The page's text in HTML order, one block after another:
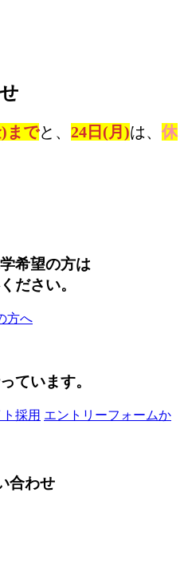
までと、 24日(月)は、 休
希望の方は
ださい。
方へ
ています。
採用 エントリーフォームか
合わせ